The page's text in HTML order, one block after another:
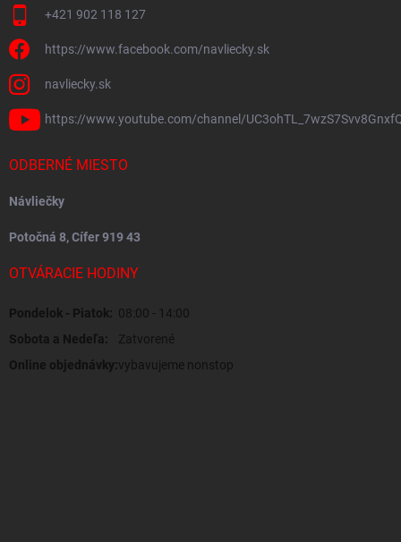
+421 902 118 127
https://www.facebook.com/navliecky.sk
navliecky.sk
https://www.youtube.com/channel/
ODBERNÉ MIESTO
Návliečky
Potočná 8, Cífer 919 43
OTVÁRACIE HODINY
Pondelok - Piatok: 08:00 - 14:00
Sobota a Nedeľa:
Zatvorené
Online objednávky:vybavujeme nonstop